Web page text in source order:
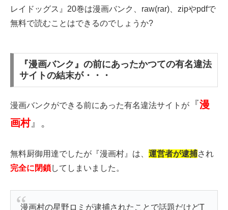
レイドッグス』20巻は漫画バンク、raw(rar)、zipやpdfで
無料で読むことはできるのでしょうか?
『漫画バンク』の前にあったかつての有名違法
サイトの結末が・・・
漫画バンクができる前にあった有名違法サイトが 『漫
画村』。
無料厨御用達でしたが『漫画村』は、 運営者が逮捕され
完全に閉鎖してしまいました。
漫画村の星野ロミが逮捕されたことで話題だけどT